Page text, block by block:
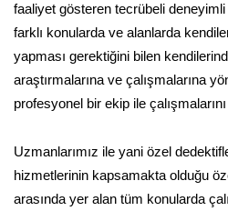
faaliyet gösteren tecrübeli
farklı konularda ve alanlarda
yapması gerektiğini bilen
araştırmalarına ve çalışmalarına
profesyonel bir ekip ile
Uzmanlarımız ile yani özel
hizmetlerinin kapsamakta olduğu
arasında yer alan tüm konularda